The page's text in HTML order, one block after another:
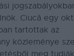
Ciucă egy
tartottak az
közleménye
meg